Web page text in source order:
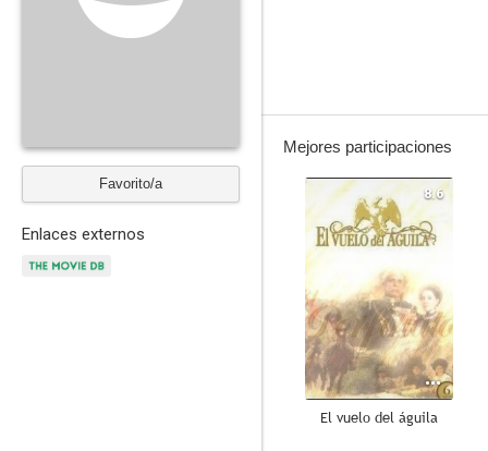
Favorito/a
Enlaces externos
Mejores participaciones
8.6
El vuelo del águila